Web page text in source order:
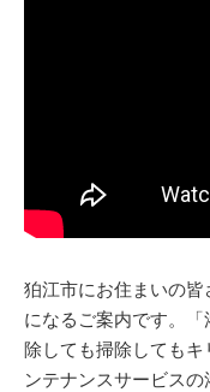
狛江市にお住まいの
になるご案内です。
除しても掃除しても
ンテナンスサービス